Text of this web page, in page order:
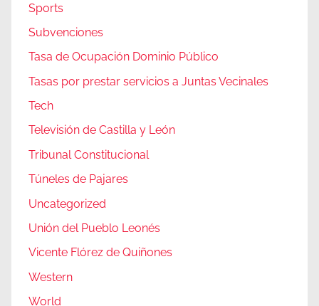
Sports
Subvenciones
Tasa de Ocupación Dominio Público
Tasas por prestar servicios a Juntas Vecinales
Tech
Televisión de Castilla y León
Tribunal Constitucional
Túneles de Pajares
Uncategorized
Unión del Pueblo Leonés
Vicente Flórez de Quiñones
Western
World